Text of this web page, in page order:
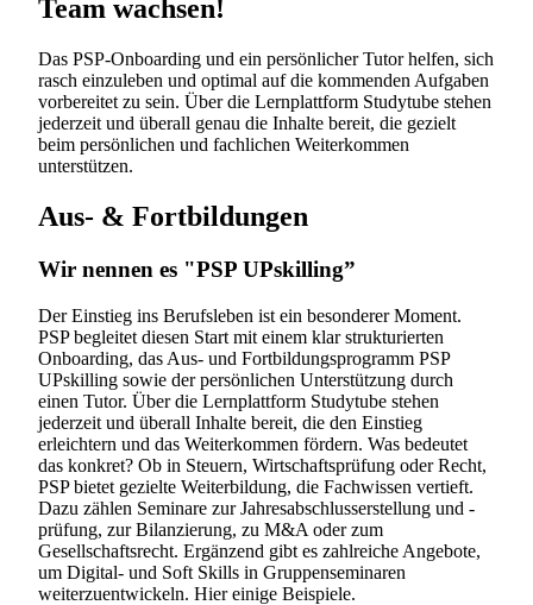
Team wachsen!
Das PSP-Onboarding und ein persönlicher Tutor helfen, sich
rasch einzuleben und optimal auf die kommenden Aufgaben
vorbereitet zu sein. Über die Lernplattform Studytube stehen
jederzeit und überall genau die Inhalte bereit, die gezielt
beim persönlichen und fachlichen Weiterkommen
unterstützen.
Aus- & Fortbildungen
Wir nennen es "PSP UPskilling”
Der Einstieg ins Berufsleben ist ein besonderer Moment.
PSP begleitet diesen Start mit einem klar strukturierten
Onboarding, das Aus- und Fortbildungsprogramm PSP
UPskilling sowie der persönlichen Unterstützung durch
einen Tutor. Über die Lernplattform Studytube stehen
jederzeit und überall Inhalte bereit, die den Einstieg
erleichtern und das Weiterkommen fördern. Was bedeutet
das konkret? Ob in Steuern, Wirtschaftsprüfung oder Recht,
PSP bietet gezielte Weiterbildung, die Fachwissen vertieft.
Dazu zählen Seminare zur Jahresabschlusserstellung und -
prüfung, zur Bilanzierung, zu M&A oder zum
Gesellschaftsrecht. Ergänzend gibt es zahlreiche Angebote,
um Digital- und Soft Skills in Gruppenseminaren
weiterzuentwickeln. Hier einige Beispiele.